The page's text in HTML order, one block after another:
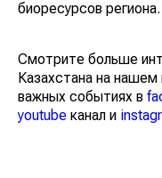
Казахстана на
важных событиях в
youtube канал и